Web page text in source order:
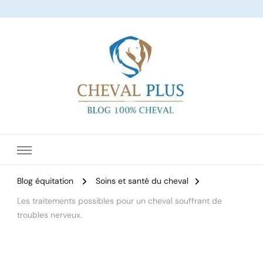
Blog équitation
Soins et santé du cheval
Les traitements possibles pour un cheval souffrant de
troubles nerveux.